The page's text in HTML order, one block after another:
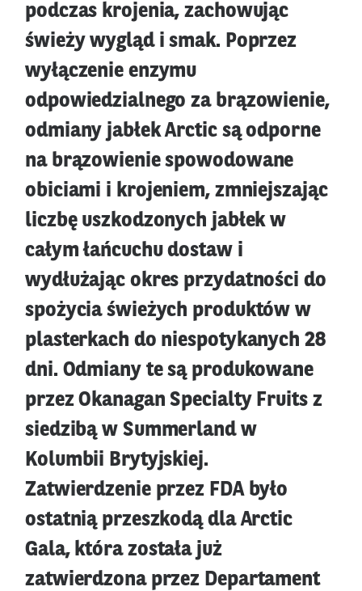
podczas krojenia, zachowując
świeży wygląd i smak. Poprzez
wyłączenie enzymu
odpowiedzialnego za brązowienie,
odmiany jabłek Arctic są odporne
na brązowienie spowodowane
obiciami i krojeniem, zmniejszając
liczbę uszkodzonych jabłek w
całym łańcuchu dostaw i
wydłużając okres przydatności do
spożycia świeżych produktów w
plasterkach do niespotykanych 28
dni. Odmiany te są produkowane
przez Okanagan Specialty Fruits z
siedzibą w Summerland w
Kolumbii Brytyjskiej.
Zatwierdzenie przez FDA było
ostatnią przeszkodą dla Arctic
Gala, która została już
zatwierdzona przez Departament